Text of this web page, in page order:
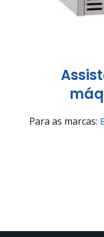
Para as marcas: